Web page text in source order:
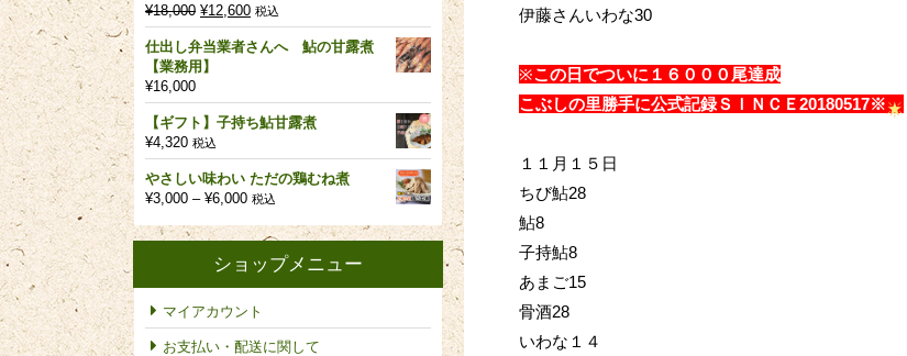
伊藤さんいわな30
※この日でついに１６０００尾達成
こぶしの里勝手に公式記録ＳＩＮＣＥ20180517※
１１月１５日
ちび鮎28
鮎8
子持鮎8
あまご15
骨酒28
いわな１４
¥18,000 元
の
価
格
¥18,000
で
し
た。
¥12,600現
在
の
は
¥12,600
税込
仕出し弁当業者さんへ 鮎の甘露煮
【業務用】
¥16,000
【ギフト】子持ち鮎甘露煮
¥4,320 税込
やさしい味わい ただの鶏むね煮
¥3,000 – ¥6,000価
帯:
¥3,000
税込
ショップメニュー
マイアカウント
お支払い・配送に関して